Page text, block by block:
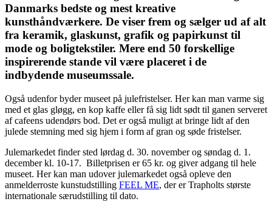
Danmarks bedste og mest kreative
kunsthåndværkere. De viser frem og sælger ud af alt
fra keramik, glaskunst, grafik og papirkunst til
mode og boligtekstiler. Mere end 50 forskellige
inspirerende stande vil være placeret i de
indbydende museumssale.
Også udenfor byder museet på julefristelser. Her kan man varme sig
med et glas gløgg, en kop kaffe eller få sig lidt sødt til ganen serveret
af cafeens udendørs bod. Det er også muligt at bringe lidt af den
julede stemning med sig hjem i form af gran og søde fristelser.
Julemarkedet finder sted lørdag d. 30. november og søndag d. 1.
december kl. 10-17. Billetprisen er 65 kr. og giver adgang til hele
museet. Her kan man udover julemarkedet også opleve den
anmelderroste kunstudstilling FEEL ME, der er Trapholts største
internationale særudstilling til dato.